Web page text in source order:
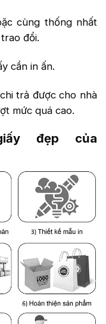
cùng thống nhất
đổi.
cần in ấn.
trả được cho nhà
mức quá cao.
đẹp của